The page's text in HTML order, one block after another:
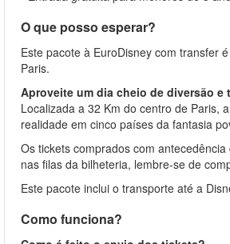
O que posso esperar?
Este pacote à EuroDisney com transfer
Paris.
Aproveite um dia cheio de diversão
Localizada a 32 Km do centro de Paris,
realidade em cinco países da fantasia
Os tickets comprados com
nas filas da bilheteria, lembre-se de
Este pacote inclui o transporte até a
Como funciona?